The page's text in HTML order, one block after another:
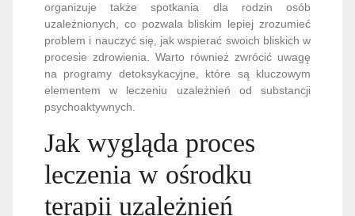
organizuje także spotkania dla rodzin osób
uzależnionych, co pozwala bliskim lepiej zrozumieć
problem i nauczyć się, jak wspierać swoich bliskich w
procesie zdrowienia. Warto również zwrócić uwagę
na programy detoksykacyjne, które są kluczowym
elementem w leczeniu uzależnień od substancji
psychoaktywnych.
Jak wygląda proces
leczenia w ośrodku
terapii uzależnień